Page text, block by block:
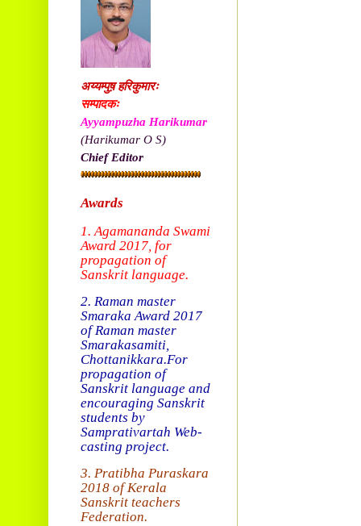
अय्यम्पुष़ हरिकुमारः
सम्पादकः
Ayyampuzha Harikumar
(Harikumar O S)
Chief Editor
Awards
1. Agamananda Swami
Award 2017, for
propagation of
Sanskrit language.
2. Raman master
Smaraka Award 2017
of Raman master
Smarakasamiti,
Chottanikkara.For
propagation of
Sanskrit language and
encouraging Sanskrit
students by
Samprativartah Web-
casting project.
3. Pratibha Puraskara
2018 ofKerala
Sanskrit teachers
Federation.